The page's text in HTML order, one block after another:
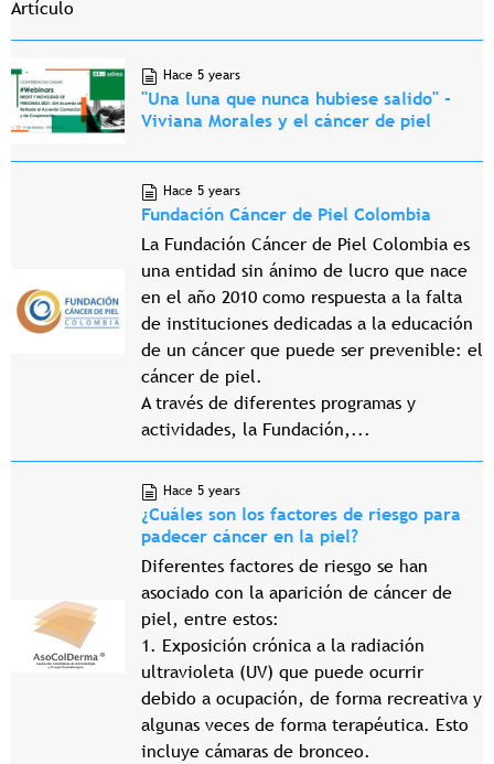
Artículo
Hace 5 years
"Una luna que nunca hubiese salido" -
Viviana Morales y el cáncer de piel
Hace 5 years
Fundación Cáncer de Piel Colombia
La Fundación Cáncer de Piel Colombia es
una entidad sin ánimo de lucro que nace
en el año 2010 como respuesta a la falta
de instituciones dedicadas a la educación
de un cáncer que puede ser prevenible: el
cáncer de piel.
A través de diferentes programas y
actividades, la Fundación,...
Hace 5 years
¿Cuáles son los factores de riesgo para
padecer cáncer en la piel?
Diferentes factores de riesgo se han
asociado con la aparición de cáncer de
piel, entre estos:
1. Exposición crónica a la radiación
ultravioleta (UV) que puede ocurrir
debido a ocupación, de forma recreativa y
algunas veces de forma terapéutica. Esto
incluye cámaras de bronceo.